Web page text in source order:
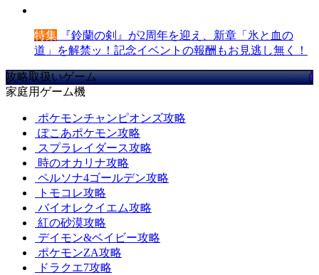
特集 『鈴蘭の剣』が2周年を迎え、新章「氷と血の
道」を解禁ッ！記念イベントの報酬もお見逃し無く！
攻略取扱いゲーム
家庭用ゲーム機
ポケモンチャンピオンズ攻略
ぽこあポケモン攻略
スプラレイダース攻略
時のオカリナ攻略
ペルソナ4ゴールデン攻略
トモコレ攻略
バイオレクイエム攻略
紅の砂漠攻略
デイモン&ベイビー攻略
ポケモンZA攻略
ドラクエ7攻略